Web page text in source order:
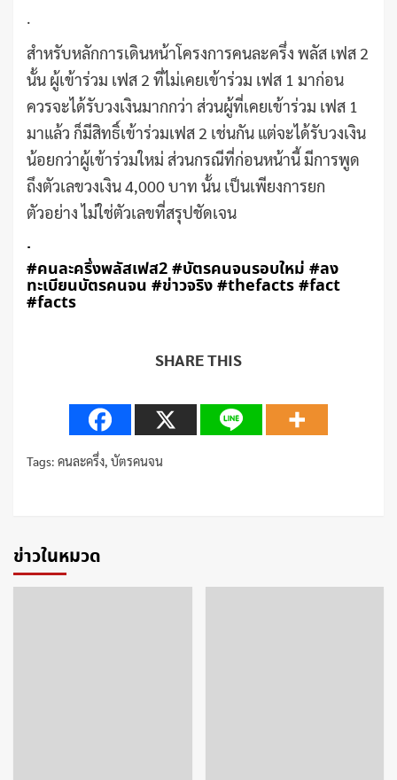
.
สำหรับหลักการเดินหน้าโครงการคนละครึ่ง พลัส เฟส 2
นั้น ผู้เข้าร่วม เฟส 2 ที่ไม่เคยเข้าร่วม เฟส 1 มาก่อน
ควรจะได้รับวงเงินมากกว่า ส่วนผู้ที่เคยเข้าร่วม เฟส 1
มาแล้ว ก็มีสิทธิ์เข้าร่วมเฟส 2 เช่นกัน แต่จะได้รับวงเงิน
น้อยกว่าผู้เข้าร่วมใหม่ ส่วนกรณีที่ก่อนหน้านี้ มีการพูด
ถึงตัวเลขวงเงิน 4,000 บาท นั้น เป็นเพียงการยก
ตัวอย่าง ไม่ใช่ตัวเลขที่สรุปชัดเจน
.
#คนละครึ่งพลัสเฟส2 #บัตรคนจนรอบใหม่ #ลง
ทะเบียนบัตรคนจน #ข่าวจริง #thefacts #fact
#facts
SHARE THIS
Tags: คนละครึ่ง, บัตรคนจน
Reading
ข่าวในหมวด